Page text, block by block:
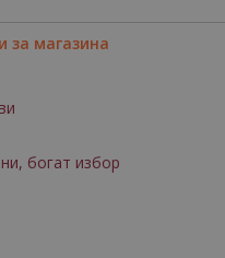
за магазина
богат избор